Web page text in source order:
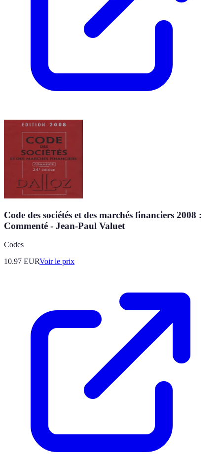
Code des sociétés et des marchés financiers 2008 :
Commenté - Jean-Paul Valuet
Codes
10.97 EURVoir le prix